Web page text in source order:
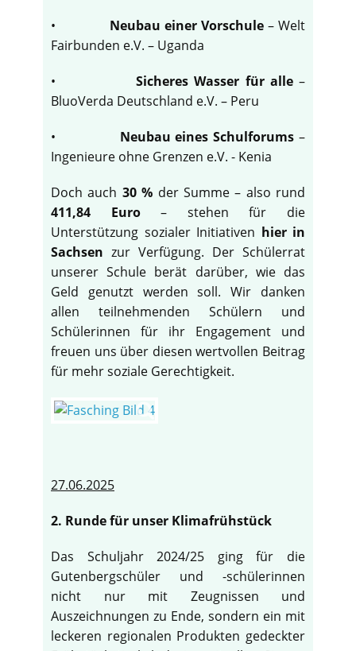
• Neubau einer Vorschule – Welt
Fairbunden e.V. – Uganda
•Sicheres Wasser für alle–
BluoVerda Deutschland e.V. – Peru
• Neubau eines Schulforums –
Ingenieure ohne Grenzen e.V. - Kenia
Doch auch 30 % der Summe – also rund
411,84 Euro– stehen für die
Unterstützung sozialer Initiativen hier in
Sachsen zur Verfügung. Der Schülerrat
unserer Schule berät darüber, wie das
Geld genutzt werden soll. Wir danken
allen teilnehmenden Schülern und
Schülerinnen für ihr Engagement und
freuen uns über diesen wertvollen Beitrag
für mehr soziale Gerechtigkeit.
27.06.2025
2. Runde für unser Klimafrühstück
Das Schuljahr 2024/25 ging für die
Gutenbergschüler und -schülerinnen
nicht nur mit Zeugnissen und
Auszeichnungen zu Ende, sondern ein mit
leckeren regionalen Produkten gedeckter